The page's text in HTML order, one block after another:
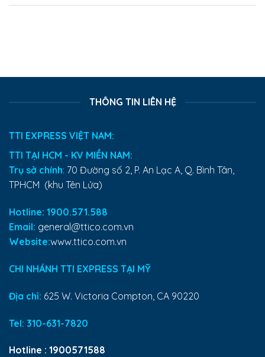
THÔNG TIN LIÊN HỆ
TTI EXPRESS VIỆT NAM:
TTI TẠI HCM - KV MIỀN NAM:
Trụ sở chính: 70 Đường số 2, P. An Lạc A, Q. Bình Tân,
TPHCM (khu Tên Lửa)
Hotline: 1900.571.588
Email: general@ttico.com.vn
Website:www.ttico.com.vn
CHI NHÁNH TTI EXPRESS TẠI MỸ
Địa chỉ: 625 W. Victoria Compton, CA 90220
Tel: 310-631-7820
Hotline : 1900571588